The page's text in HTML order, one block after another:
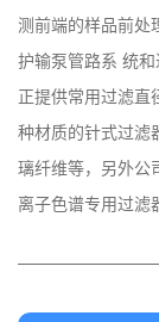
测前端的样品前处
护输泵管路系 统
正提供常用过滤
种材质的针式过滤
璃纤维等，另外公
离子色谱专用过滤